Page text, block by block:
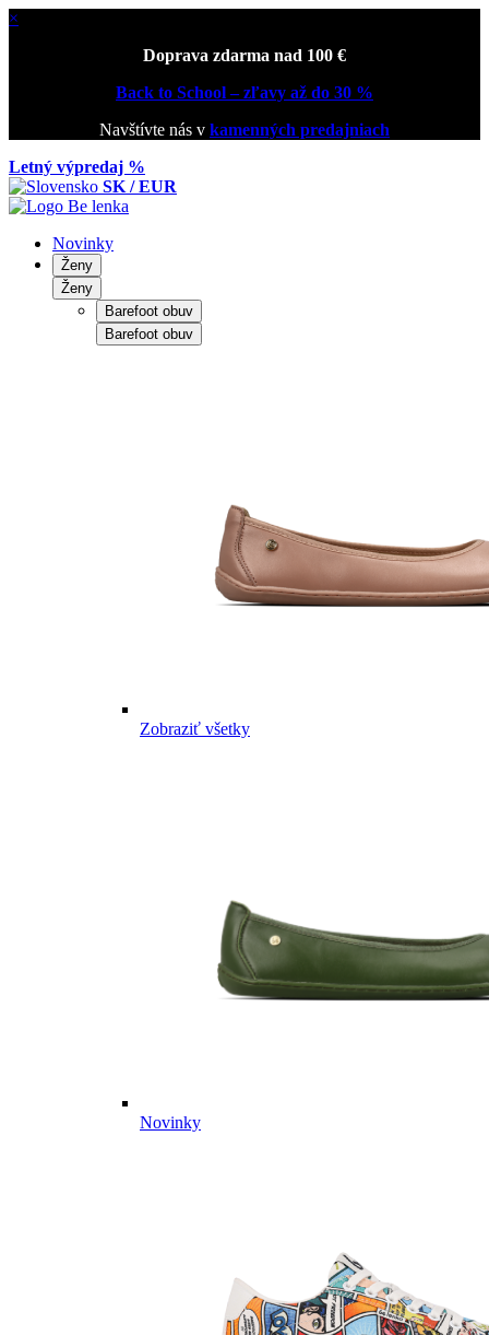
×
Doprava zdarma nad 100 €
Back to School – zľavy až do 30 %
Navštívte nás v kamenných predajniach
Letný výpredaj %
SK / EUR
Novinky
Ženy
Ženy
Barefoot obuv
Barefoot obuv
Zobraziť všetky
Novinky